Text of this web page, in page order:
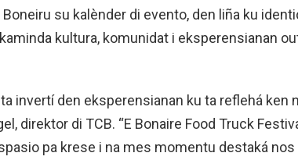
su kalènder di evento, den liña ku
kultura, komunidat i eksperensianan
invertí den eksperensianan ku ta reflehá ken
direktor di TCB. “E Bonaire Food Truck
pa krese i na mes momentu destaká nos